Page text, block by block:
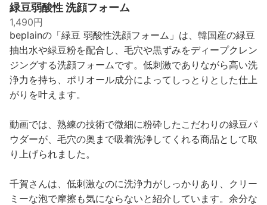
緑豆弱酸性 洗顔フォーム
1,490円
beplainの「緑豆 弱酸性洗顔フォーム」は、韓国産の緑豆
抽出水や緑豆粉を配合し、毛穴や黒ずみをディープクレン
ジングする洗顔フォームです。低刺激でありながら高い洗
浄力を持ち、ポリオール成分によってしっとりとした仕上
がりを叶えます。
動画では、熟練の技術で微細に粉砕したこだわりの緑豆パ
ウダーが、毛穴の奥まで吸着洗浄してくれる商品として取
り上げられました。
千賀さんは、低刺激なのに洗浄力がしっかりあり、クリー
ミーな泡で摩擦も気にならないと紹介しています。余分な